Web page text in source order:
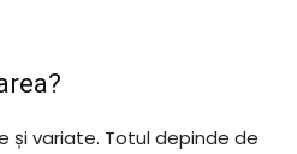
și variate. Totul depinde de